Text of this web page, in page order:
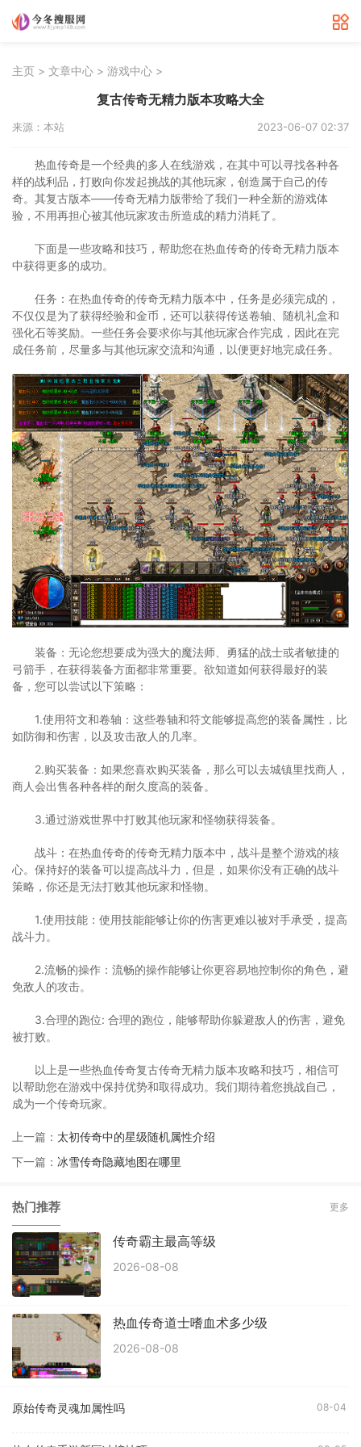
主页 > 文章中心 > 游戏中心 >
复古传奇无精力版本攻略大全
来源：本站 2023-06-07 02:37
热血传奇是一个经典的多人在线游戏，在其中可以寻找各种各
样的战利品，打败向你发起挑战的其他玩家，创造属于自己的传
奇。其复古版本——传奇无精力版带给了我们一种全新的游戏体
验，不用再担心被其他玩家攻击所造成的精力消耗了。
下面是一些攻略和技巧，帮助您在热血传奇的传奇无精力版本
中获得更多的成功。
任务：在热血传奇的传奇无精力版本中，任务是必须完成的，
不仅仅是为了获得经验和金币，还可以获得传送卷轴、随机礼盒和
强化石等奖励。一些任务会要求你与其他玩家合作完成，因此在完
成任务前，尽量多与其他玩家交流和沟通，以便更好地完成任务。
装备：无论您想要成为强大的魔法师、勇猛的战士或者敏捷的
弓箭手，在获得装备方面都非常重要。欲知道如何获得最好的装
备，您可以尝试以下策略：
1.使用符文和卷轴：这些卷轴和符文能够提高您的装备属性，比
如防御和伤害，以及攻击敌人的几率。
2.购买装备：如果您喜欢购买装备，那么可以去城镇里找商人，
商人会出售各种各样的耐久度高的装备。
3.通过游戏世界中打败其他玩家和怪物获得装备。
战斗：在热血传奇的传奇无精力版本中，战斗是整个游戏的核
心。保持好的装备可以提高战斗力，但是，如果你没有正确的战斗
策略，你还是无法打败其他玩家和怪物。
1.使用技能：使用技能能够让你的伤害更难以被对手承受，提高
战斗力。
2.流畅的操作：流畅的操作能够让你更容易地控制你的角色，避
免敌人的攻击。
3.合理的跑位: 合理的跑位，能够帮助你躲避敌人的伤害，避免
被打败。
以上是一些热血传奇复古传奇无精力版本攻略和技巧，相信可
以帮助您在游戏中保持优势和取得成功。我们期待着您挑战自己，
成为一个传奇玩家。
上一篇： 太初传奇中的星级随机属性介绍
下一篇： 冰雪传奇隐藏地图在哪里
热门推荐 更多
传奇霸主最高等级
2026-08-08
热血传奇道士嗜血术多少级
2026-08-08
原始传奇灵魂加属性吗 08-04